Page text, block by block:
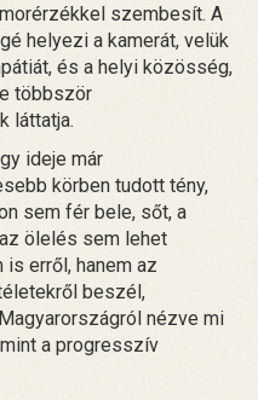
szembesít. A
helyezi a kamerát, velük
és a helyi közösség,
többször
láttatja.
ideje már
körben tudott tény,
sem fér bele, sőt, a
ölelés sem lehet
is erről, hanem az
beszél,
nézve mi
a progresszív